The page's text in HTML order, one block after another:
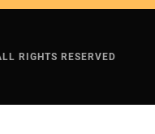
RIGHTS RESERVED